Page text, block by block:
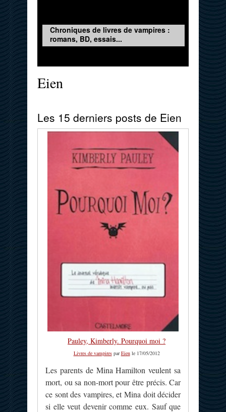
Chroniques de livres de vampires :
romans, BD, essais...
Eien
Les 15 derniers posts de Eien
Pauley, Kimberly. Pourquoi moi ?
Livres de vampiresparEienle 17/05/2012
Les parents de Mina Hamilton veulent sa
mort, ou sa non-mort pour être précis. Car
ce sont des vampires, et Mina doit décider
si elle veut devenir comme eux. Sauf que